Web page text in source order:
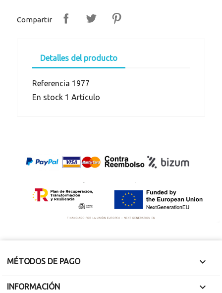
Compartir
Detalles del producto
Referencia 1977
En stock 1 Artículo
MÉTODOS DE PAGO 
INFORMACIÓN 